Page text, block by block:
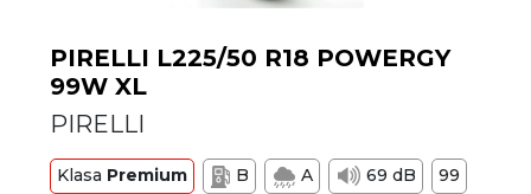
PIRELLI L225/50 R18 POWERGY
99W XL
PIRELLI
Klasa Premium B A 69 dB
99